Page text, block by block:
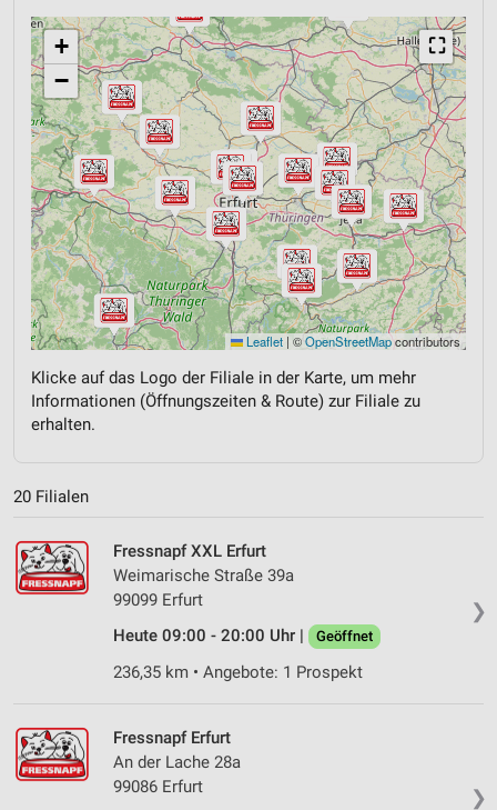
⛶
+
−
Leaflet | ©OpenStreetMapcontributors
Klicke auf das Logo der Filiale in der Karte, um mehr
Informationen (Öffnungszeiten & Route) zur Filiale zu
erhalten.
20 Filialen
❯
Fressnapf XXL Erfurt
Weimarische Straße 39a
99099 Erfurt
Heute 09:00 - 20:00 Uhr |
Geöffnet
236,35 km • Angebote: 1 Prospekt
❯
Fressnapf Erfurt
An der Lache 28a
99086 Erfurt